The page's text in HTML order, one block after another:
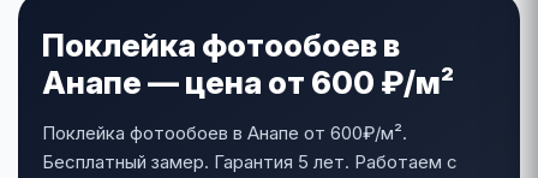
Поклейка фотообоев в
Анапе — цена от 600 ₽/м²
Поклейка фотообоев в Анапе от 600₽/м².
Бесплатный замер. Гарантия 5 лет. Работаем с